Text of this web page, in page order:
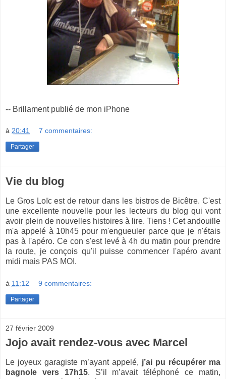
-- Brillament publié de mon iPhone
à 20:41 7 commentaires:
Partager
Vie du blog
Le Gros Loïc est de retour dans les bistros de Bicêtre. C'est
une excellente nouvelle pour les lecteurs du blog qui vont
avoir plein de nouvelles histoires à lire. Tiens ! Cet andouille
m'a appelé à 10h45 pour m'engueuler parce que je n'étais
pas à l'apéro. Ce con s'est levé à 4h du matin pour prendre
la route, je conçois qu'il puisse commencer l'apéro avant
midi mais PAS MOI.
à 11:12 9 commentaires:
Partager
27 février 2009
Jojo avait rendez-vous avec Marcel
Le joyeux garagiste m’ayant appelé, j’ai pu récupérer ma
bagnole vers 17h15. S’il m’avait téléphoné ce matin,